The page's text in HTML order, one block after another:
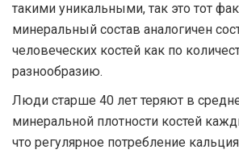
такими уникальными, так это тот
минеральный состав аналогичен
человеческих костей как по
разнообразию.
Люди старше 40 лет теряют в
минеральной плотности костей
что регулярное потребление